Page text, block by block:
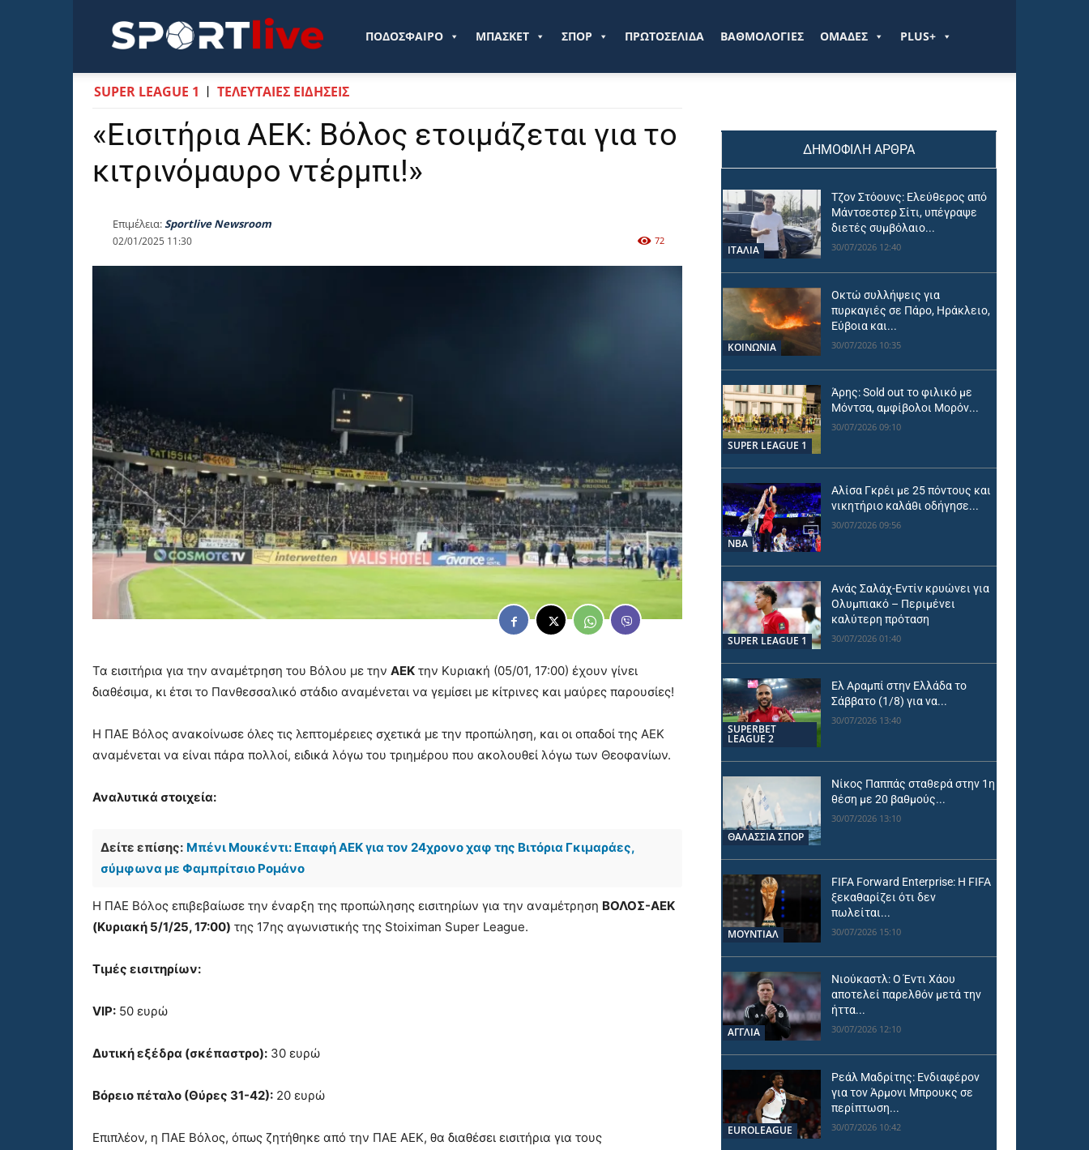
Sportlive.grΠΟΔΟΣΦΑΙΡΟ ΜΠΑΣΚΕΤ ΣΠΟΡ ΠΡΩΤΟΣΕΛΙΔΑ ΒΑΘΜΟΛΟΓΙΕΣ ΟΜΑΔΕΣ PLUS+
SUPER LEAGUE 1 ΤΕΛΕΥΤΑΙΕΣ ΕΙΔΗΣΕΙΣ
«Εισιτήρια ΑΕΚ: Βόλος ετοιμάζεται για το
κιτρινόμαυρο ντέρμπι!»
Επιμέλεια:Sportlive Newsroom
02/01/2025 11:30 72
Τα εισιτήρια για την αναμέτρηση του Βόλου με την ΑΕΚ την Κυριακή (05/01, 17:00) έχουν γίνει
διαθέσιμα, κι έτσι το Πανθεσσαλικό στάδιο αναμένεται να γεμίσει με κίτρινες και μαύρες παρουσίες!
Η ΠΑΕ Βόλος ανακοίνωσε όλες τις λεπτομέρειες σχετικά με την προπώληση, και οι οπαδοί της ΑΕΚ
αναμένεται να είναι πάρα πολλοί, ειδικά λόγω του τριημέρου που ακολουθεί λόγω των Θεοφανίων.
Αναλυτικά στοιχεία:
Δείτε επίσης: Μπένι Μουκέντι: Επαφή ΑΕΚ για τον 24χρονο χαφ της Βιτόρια Γκιμαράες,
σύμφωνα με Φαμπρίτσιο Ρομάνο
Η ΠΑΕ Βόλος επιβεβαίωσε την έναρξη της προπώλησης εισιτηρίων για την αναμέτρηση ΒΟΛΟΣ-AEK
(Κυριακή 5/1/25, 17:00) της 17ης αγωνιστικής της Stoiximan Super League.
Τιμές εισιτηρίων:
VIP: 50 ευρώ
Δυτική εξέδρα (σκέπαστρο): 30 ευρώ
Βόρειο πέταλο (Θύρες 31-42): 20 ευρώ
Επιπλέον, η ΠΑΕ Βόλος, όπως ζητήθηκε από την ΠΑΕ AEK, θα διαθέσει εισιτήρια για τους
ΔΗΜΟΦΙΛΗ ΑΡΘΡΑ
ΙΤΑΛΙΑ
Τζον Στόουνς: Ελεύθερος από
Μάντσεστερ Σίτι, υπέγραψε
διετές συμβόλαιο...
30/07/2026 12:40
ΚΟΙΝΩΝΙΑ
Οκτώ συλλήψεις για
πυρκαγιές σε Πάρο, Ηράκλειο,
Εύβοια και...
30/07/2026 10:35
SUPER LEAGUE 1
Άρης: Sold out το φιλικό με
Μόντσα, αμφίβολοι Μορόν...
30/07/2026 09:10
NBA
Αλίσα Γκρέι με 25 πόντους και
νικητήριο καλάθι οδήγησε...
30/07/2026 09:56
SUPER LEAGUE 1
Ανάς Σαλάχ-Εντίν κρυώνει για
Ολυμπιακό – Περιμένει
καλύτερη πρόταση
30/07/2026 01:40
SUPERBET
LEAGUE 2
Ελ Αραμπί στην Ελλάδα το
Σάββατο (1/8) για να...
30/07/2026 13:40
ΘΑΛΆΣΣΙΑ ΣΠΟΡ
Νίκος Παππάς σταθερά στην 1η
θέση με 20 βαθμούς...
30/07/2026 13:10
ΜΟΥΝΤΙΆΛ
FIFA Forward Enterprise: Η FIFA
ξεκαθαρίζει ότι δεν
πωλείται...
30/07/2026 15:10
ΑΓΓΛΙΑ
Νιούκαστλ: Ο Έντι Χάου
αποτελεί παρελθόν μετά την
ήττα...
30/07/2026 12:10
EUROLEAGUE
Ρεάλ Μαδρίτης: Ενδιαφέρον
για τον Άρμονι Μπρουκς σε
περίπτωση...
30/07/2026 10:42